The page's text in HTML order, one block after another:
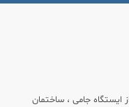
ایستگاه جامی ، ساختمان